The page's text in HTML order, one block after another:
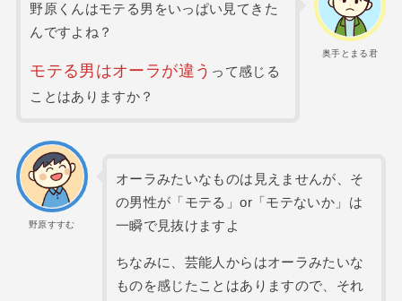
奥手とまる君
野原くんはモテる男をいっぱい見てきた
んですよね？
モテる男はオーラが違う って感じる
ことはありますか？
野原すすむ
オーラみたいなものは見えませんが、そ
の男性が「モテる」or「モテないか」は
一瞬で見抜けますよ
ちなみに、芸能人からはオーラみたいな
ものを感じたことはありますので、それ